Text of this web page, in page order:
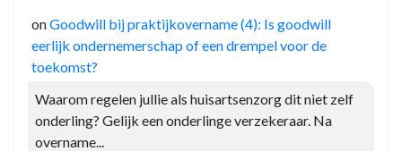
onGoodwill bij praktijkovername (4): Is goodwill
eerlijk ondernemerschap of een drempel voor de
toekomst?
Waarom regelen jullie als huisartsenzorg dit niet zelf
onderling? Gelijk een onderlinge verzekeraar. Na
overname...